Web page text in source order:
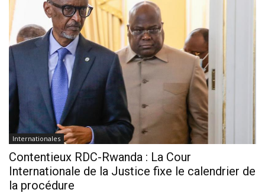
Internationales
Contentieux RDC-Rwanda : La Cour
Internationale de la Justice fixe le calendrier de
la procédure